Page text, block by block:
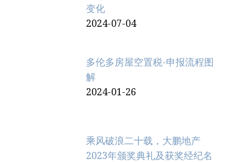
变化
2024-07-04
多伦多房屋空置税-申报流程图
解
2024-01-26
乘风破浪二十载，大鹏地产
2023年颁奖典礼及获奖经纪名